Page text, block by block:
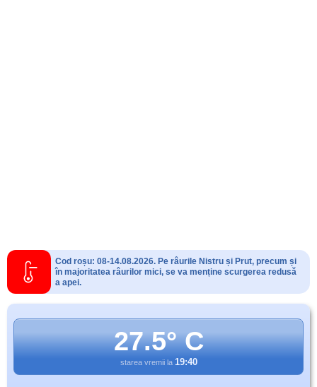
Cod roșu: 08-14.08.2026. Pe râurile Nistru și Prut, precum și
în majoritatea râurilor mici, se va menține scurgerea redusă
a apei.
27.5° C
starea vremii la 19:40